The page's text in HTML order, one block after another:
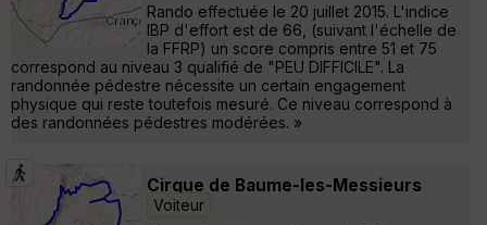
Rando effectuée le 20 juillet 2015. L'indice
IBP d'effort est de 66, (suivant l'échelle de
la FFRP) un score compris entre 51 et 75
correspond au niveau 3 qualifié de "PEU DIFFICILE". La
randonnée pédestre nécessite un certain engagement
physique qui reste toutefois mesuré. Ce niveau correspond à
des randonnées pédestres modérées. »
Cirque de Baume-les-Messieurs
Voiteur